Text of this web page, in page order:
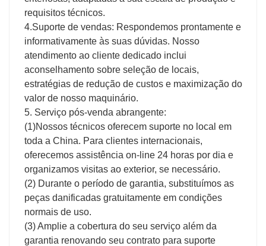
requisitos técnicos.
4.Suporte de vendas: Respondemos prontamente e
informativamente às suas dúvidas. Nosso
atendimento ao cliente dedicado inclui
aconselhamento sobre seleção de locais,
estratégias de redução de custos e maximização do
valor de nosso maquinário.
5. Serviço pós-venda abrangente:
(1)Nossos técnicos oferecem suporte no local em
toda a China. Para clientes internacionais,
oferecemos assistência on-line 24 horas por dia e
organizamos visitas ao exterior, se necessário.
(2) Durante o período de garantia, substituímos as
peças danificadas gratuitamente em condições
normais de uso.
(3) Amplie a cobertura do seu serviço além da
garantia renovando seu contrato para suporte